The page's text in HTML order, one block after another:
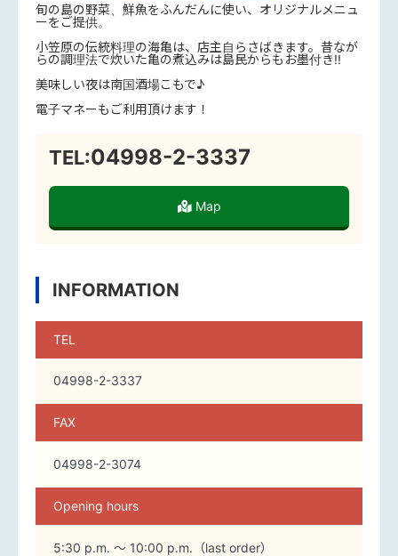
旬の島の野菜、鮮魚をふんだんに使い、オリジナルメニュ
ーをご提供。
小笠原の伝統料理の海亀は、店主自らさばきます。昔なが
らの調理法で炊いた亀の煮込みは島民からもお墨付き!!
美味しい夜は南国酒場こもで♪
電子マネーもご利用頂けます！
TEL:04998-2-3337
Map
INFORMATION
TEL
04998-2-3337
FAX
04998-2-3074
Opening hours
5:30 p.m. ～ 10:00 p.m.（last order）